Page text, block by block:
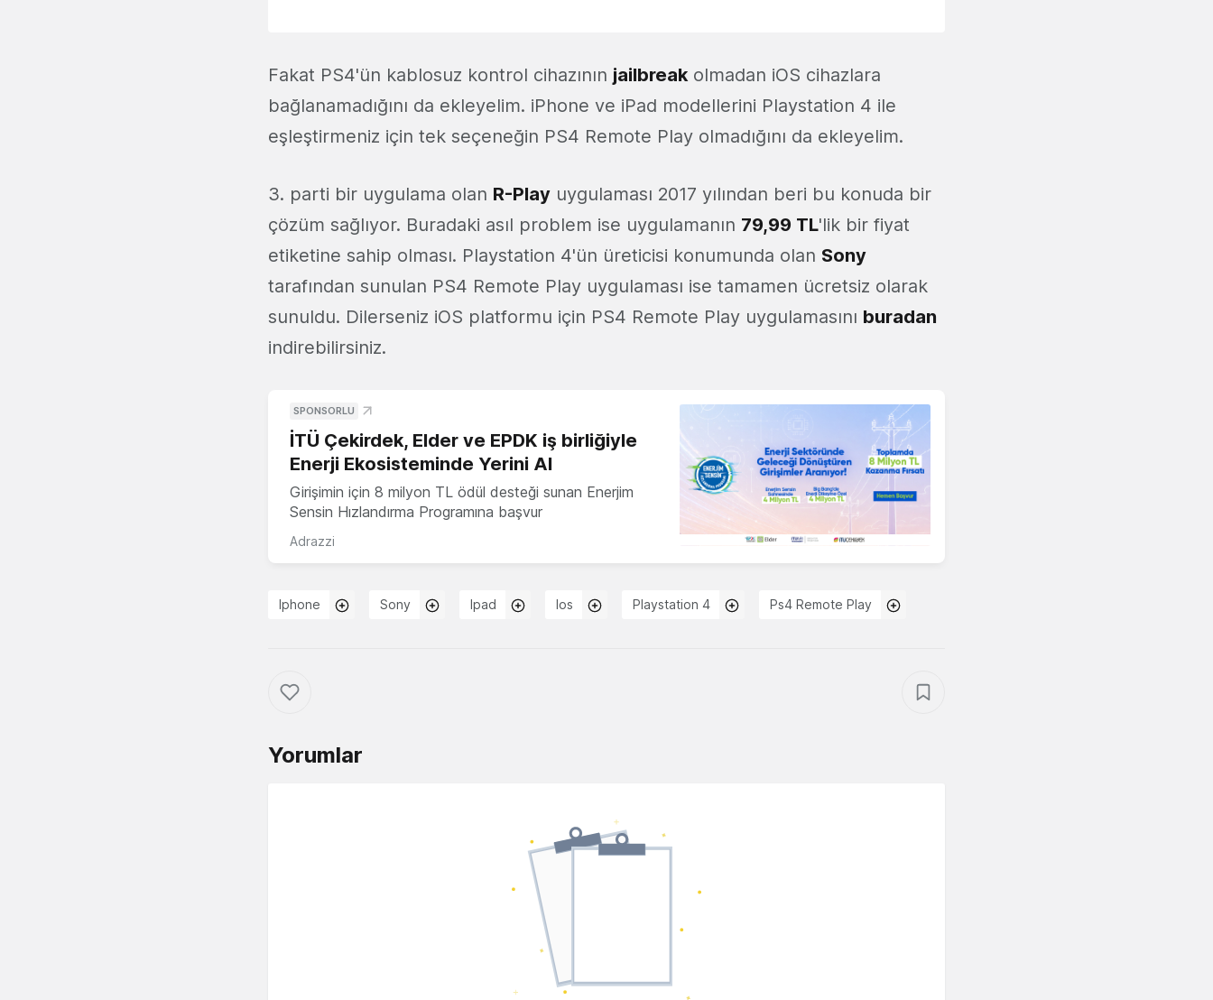
Fakat PS4'ün kablosuz kontrol cihazının jailbreakolmadan iOS cihazlara
bağlanamadığını da ekleyelim. iPhone ve iPad modellerini Playstation 4 ile
eşleştirmeniz için tek seçeneğin PS4 Remote Play olmadığını da ekleyelim.
3. parti bir uygulama olan R-Play uygulaması 2017 yılından beri bu konuda bir
çözüm sağlıyor. Buradaki asıl problem ise uygulamanın 79,99 TL'lik bir fiyat
etiketine sahip olması. Playstation 4'ün üreticisi konumunda olan Sony
tarafından sunulan PS4 Remote Play uygulaması ise tamamen ücretsiz olarak
sunuldu. Dilerseniz iOS platformu için PS4 Remote Play uygulamasını buradan
indirebilirsiniz.
SPONSORLU
İTÜ Çekirdek, Elder ve EPDK iş birliğiyle
Enerji Ekosisteminde Yerini Al
Girişimin için 8 milyon TL ödül desteği sunan Enerjim
Sensin Hızlandırma Programına başvur
Adrazzi
Iphone Sony Ipad Ios Playstation 4 Ps4 Remote Play
Yorumlar